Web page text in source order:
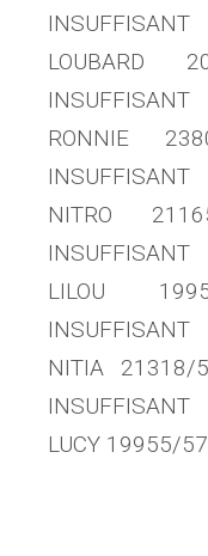
INSUFFISANT
LOUBARD
INSUFFISANT
RONNIE
INSUFFISANT
NITRO
INSUFFISANT
LILOU
INSUFFISANT
NITIA 21318/
INSUFFISANT
LUCY 19955/